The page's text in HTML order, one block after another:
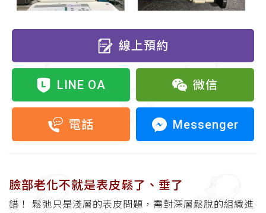
線上預約
LINE OA 微信
電話 Messenger
臉部老化不就是表皮鬆了、垂了
錯！ 鬆弛只是淺層的表皮問題，需對深層鬆脫的組織進